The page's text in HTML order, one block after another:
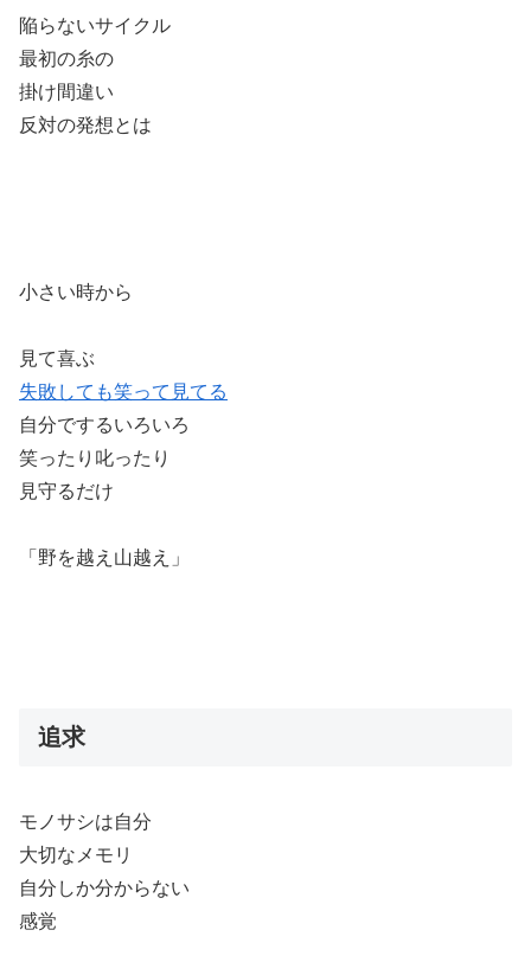
陥らないサイクル
最初の糸の
掛け間違い
反対の発想とは
小さい時から
見て喜ぶ
失敗しても笑って見てる
自分でするいろいろ
笑ったり叱ったり
見守るだけ
「野を越え山越え」
追求
モノサシは自分
大切なメモリ
自分しか分からない
感覚